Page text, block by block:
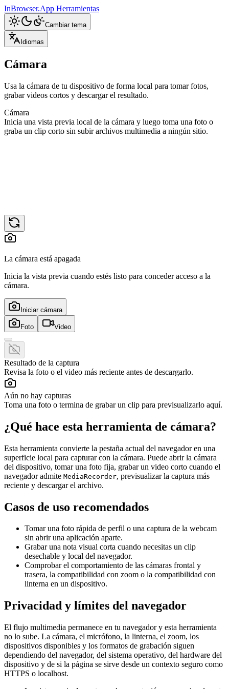
InBrowser.App Herramientas
Cambiar tema
Idiomas
Cámara
Usa la cámara de tu dispositivo de forma local para tomar fotos,
grabar videos cortos y descargar el resultado.
Cámara
Inicia una vista previa local de la cámara y luego toma una foto o
graba un clip corto sin subir archivos multimedia a ningún sitio.
La cámara está apagada
Inicia la vista previa cuando estés listo para conceder acceso a la
cámara.
Iniciar cámara
Foto Video
Resultado de la captura
Revisa la foto o el video más reciente antes de descargarlo.
Aún no hay capturas
Toma una foto o termina de grabar un clip para previsualizarlo aquí.
¿Qué hace esta herramienta de cámara?
Esta herramienta convierte la pestaña actual del navegador en una
superficie local para capturar con la cámara. Puede abrir la cámara
del dispositivo, tomar una foto fija, grabar un video corto cuando el
navegador admite MediaRecorder, previsualizar la captura más
reciente y descargar el archivo.
Casos de uso recomendados
Tomar una foto rápida de perfil o una captura de la webcam
sin abrir una aplicación aparte.
Grabar una nota visual corta cuando necesitas un clip
desechable y local del navegador.
Comprobar el comportamiento de las cámaras frontal y
trasera, la compatibilidad con zoom o la compatibilidad con
linterna en un dispositivo.
Privacidad y límites del navegador
El flujo multimedia permanece en tu navegador y esta herramienta
no lo sube. La cámara, el micrófono, la linterna, el zoom, los
dispositivos disponibles y los formatos de grabación siguen
dependiendo del navegador, del sistema operativo, del hardware del
dispositivo y de si la página se sirve desde un contexto seguro como
HTTPS o localhost.